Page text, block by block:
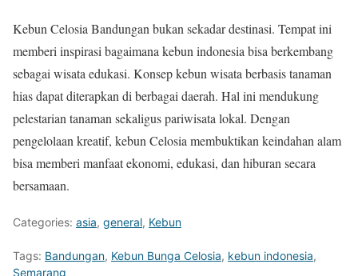
Kebun Celosia Bandungan bukan sekadar destinasi. Tempat ini
memberi inspirasi bagaimana kebun indonesia bisa berkembang
sebagai wisata edukasi. Konsep kebun wisata berbasis tanaman
hias dapat diterapkan di berbagai daerah. Hal ini mendukung
pelestarian tanaman sekaligus pariwisata lokal. Dengan
pengelolaan kreatif, kebun Celosia membuktikan keindahan alam
bisa memberi manfaat ekonomi, edukasi, dan hiburan secara
bersamaan.
Categories: asia, general, Kebun
Tags: Bandungan, Kebun Bunga Celosia, kebun indonesia,
Semarang